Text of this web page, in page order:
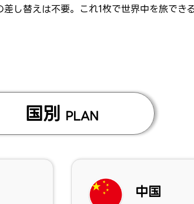
し替えは不要。これ1枚で世界中を旅でき
国別 PLAN
中国